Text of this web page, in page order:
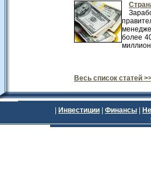
более
Весь список статей
Инвестиции Финансы